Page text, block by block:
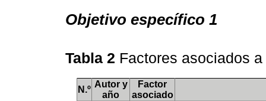
Objetivo específico 1
Tabla 2 Factores asociados
N.º
Autor y
año
Factor
asociado